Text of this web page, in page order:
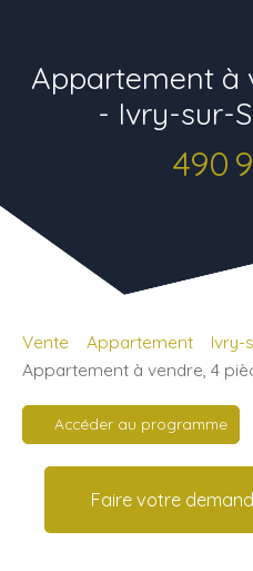
Appartement à
- Ivry-sur-
490
Vente Appartement
Ivry-
Appartement à vendre, 4
Accéder au programme
Faire votre